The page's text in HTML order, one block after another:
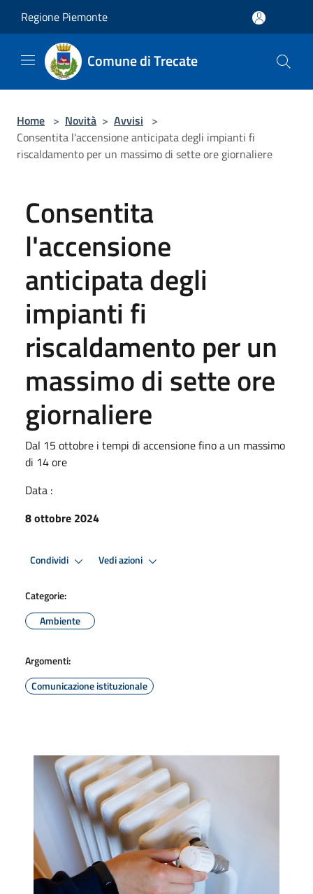
Regione Piemonte
Comune di Trecate
Home > Novità > Avvisi >
Consentita l'accensione anticipata degli impianti fi
riscaldamento per un massimo di sette ore giornaliere
Consentita
l'accensione
anticipata degli
impianti fi
riscaldamento per un
massimo di sette ore
giornaliere
Dal 15 ottobre i tempi di accensione fino a un massimo
di 14 ore
Data :
8 ottobre 2024
Condividi Vedi azioni
Categorie:
Ambiente
Argomenti:
Comunicazione istituzionale